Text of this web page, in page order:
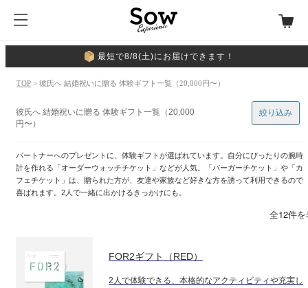
最短で8/8(土)にお届けできます！
TOP > 彼氏へ 結婚祝いに贈る 体験ギフト一覧（20,000円〜）
彼氏へ 結婚祝いに贈る 体験ギフト一覧（20,000
円〜）
パートナーへのプレゼントに、体験ギフトが選ばれています。自分にぴったりの腕時
計を作れる「オーダーウォッチチケット」などが人気。「バーガーチケット」や「カ
フェチケット」は、贈られた方が、友達や家族など好きな方を誘って利用できるので
喜ばれます。2人で一緒に出かけるきっかけにも。
絞り込み
全12件
FOR2ギフト（RED）
2人で体験できる、本格的なアクティビティや充実し